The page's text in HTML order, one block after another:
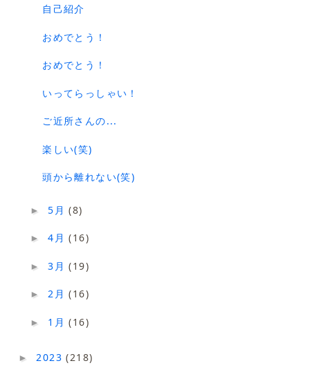
自己紹介
おめでとう！
おめでとう！
いってらっしゃい！
ご近所さんの...
楽しい(笑)
頭から離れない(笑)
►5月(8)
►4月(16)
►3月(19)
►2月(16)
► 1月(16)
► 2023(218)